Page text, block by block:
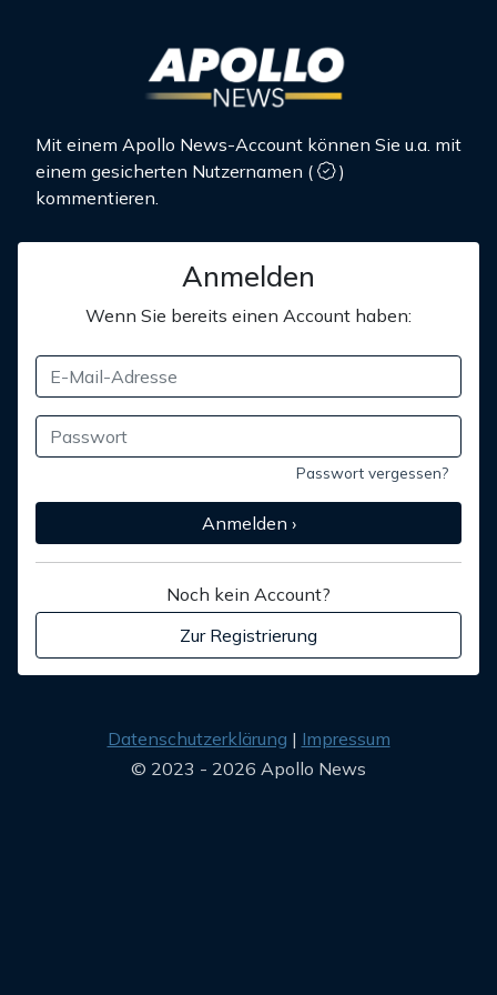
Mit einem Apollo News-Account können Sie u.a. mit
einem gesicherten Nutzernamen (
)
kommentieren.
Anmelden
Wenn Sie bereits einen Account haben:
Passwort vergessen?
Anmelden ›
Noch kein Account?
Zur Registrierung
Datenschutzerklärung
Impressum
© 2023 - 2026 Apollo News